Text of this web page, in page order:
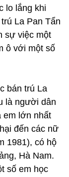
lo lắng khi
La Pan Tẩn
sự việc một
ô với một số
bán trú La
là người dân
em lớn nhất
đến các nữ
1981), có hộ
Hà Nam.
số em học